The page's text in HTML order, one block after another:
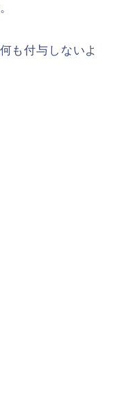
も付与しないよ